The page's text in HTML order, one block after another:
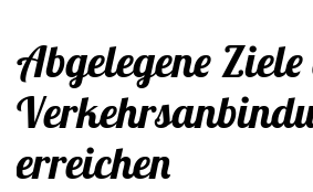
Abgelegene
erreichen